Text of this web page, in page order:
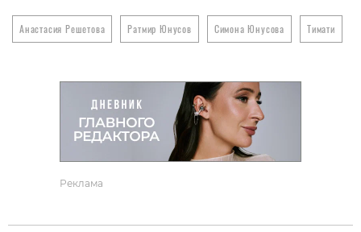
Анастасия Решетова Ратмир Юнусов Симона Юнусова Тимати
Реклама